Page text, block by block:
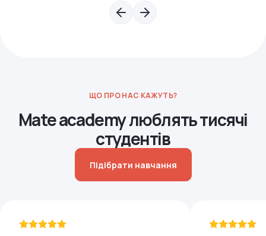
ЩО ПРО НАС КАЖУТЬ?
Mate academy люблять тисячі
студентів
Підібрати навчання